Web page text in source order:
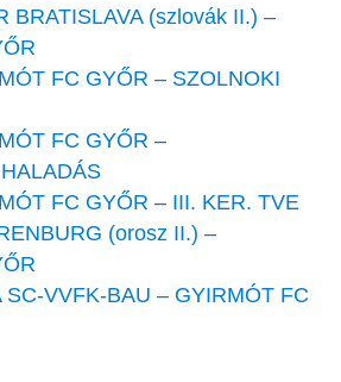
BRATISLAVA (szlovák II.) –
FC GYŐR – SZOLNOKI
FC GYŐR –
FC GYŐR – III. KER. TVE
(orosz II.) –
SC-VVFK-BAU – GYIRMÓT FC